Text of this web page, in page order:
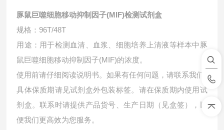
豚鼠巨噬细胞移动抑制因子(MIF)检测试剂盒
规格：96T/48T
用途：用于检测血清、血浆、细胞培养上清液等样本中 豚
鼠巨噬细胞移动抑制因子(MIF)的浓度。
使用前请仔细阅读说明书。如果有任何问题，请联系我们
具体保质期请见试剂盒外包装标签。请在保质期内使用试
剂盒。联系时请提供产品货号、生产日期（见盒签），以
便我们更高效为您服务。